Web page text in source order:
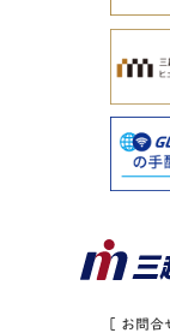
［ お問合